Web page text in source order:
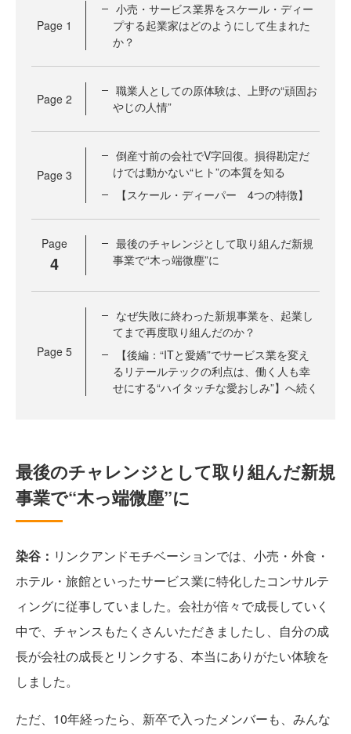
Page 1
小売・サービス業界をスケール・ディー
プする起業家はどのようにして生まれた
か？
Page 2
職業人としての原体験は、上野の“頑固お
やじの人情”
Page 3
倒産寸前の会社でV字回復。損得勘定だ
けでは動かない“ヒト”の本質を知る
【スケール・ディーパー 4つの特徴】
Page
4
最後のチャレンジとして取り組んだ新規
事業で“木っ端微塵”に
Page 5
なぜ失敗に終わった新規事業を、起業し
てまで再度取り組んだのか？
【後編：“ITと愛嬌”でサービス業を変え
るリテールテックの利点は、働く人も幸
せにする“ハイタッチな愛おしみ”】へ続く
最後のチャレンジとして取り組んだ新規
事業で“木っ端微塵”に
染谷： リンクアンドモチベーションでは、小売・外食・
ホテル・旅館といったサービス業に特化したコンサルテ
ィングに従事していました。会社が倍々で成長していく
中で、チャンスもたくさんいただきましたし、自分の成
長が会社の成長とリンクする、本当にありがたい体験を
しました。
ただ、10年経ったら、新卒で入ったメンバーも、みんな